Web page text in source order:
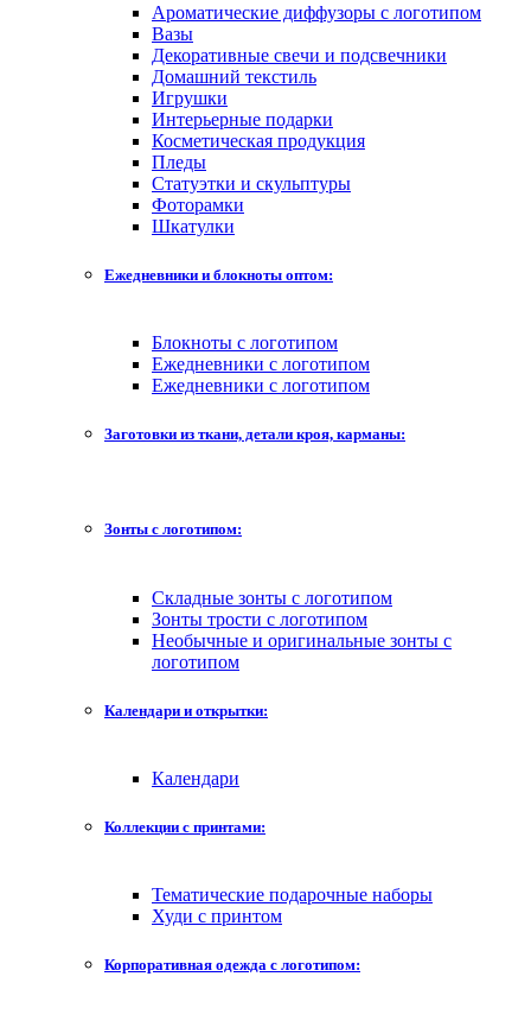
Ароматические диффузоры с логотипом
Вазы
Декоративные свечи и подсвечники
Домашний текстиль
Игрушки
Интерьерные подарки
Косметическая продукция
Пледы
Статуэтки и скульптуры
Фоторамки
Шкатулки
Ежедневники и блокноты оптом:
Блокноты с логотипом
Ежедневники с логотипом
Ежедневники с логотипом
Заготовки из ткани, детали кроя, карманы:
Зонты с логотипом:
Складные зонты с логотипом
Зонты трости с логотипом
Необычные и оригинальные зонты с
логотипом
Календари и открытки:
Календари
Коллекции с принтами:
Тематические подарочные наборы
Худи с принтом
Корпоративная одежда с логотипом: